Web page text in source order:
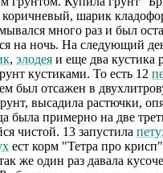
шарик
много раз и был
на ночь. На следующий
, элодея и еще два кустика
кустиками. То есть 12
был отсажен в
высадила растючки,
была примерно на две
чистой. 13 запустила
ест корм "Тетра про
же один раз давала